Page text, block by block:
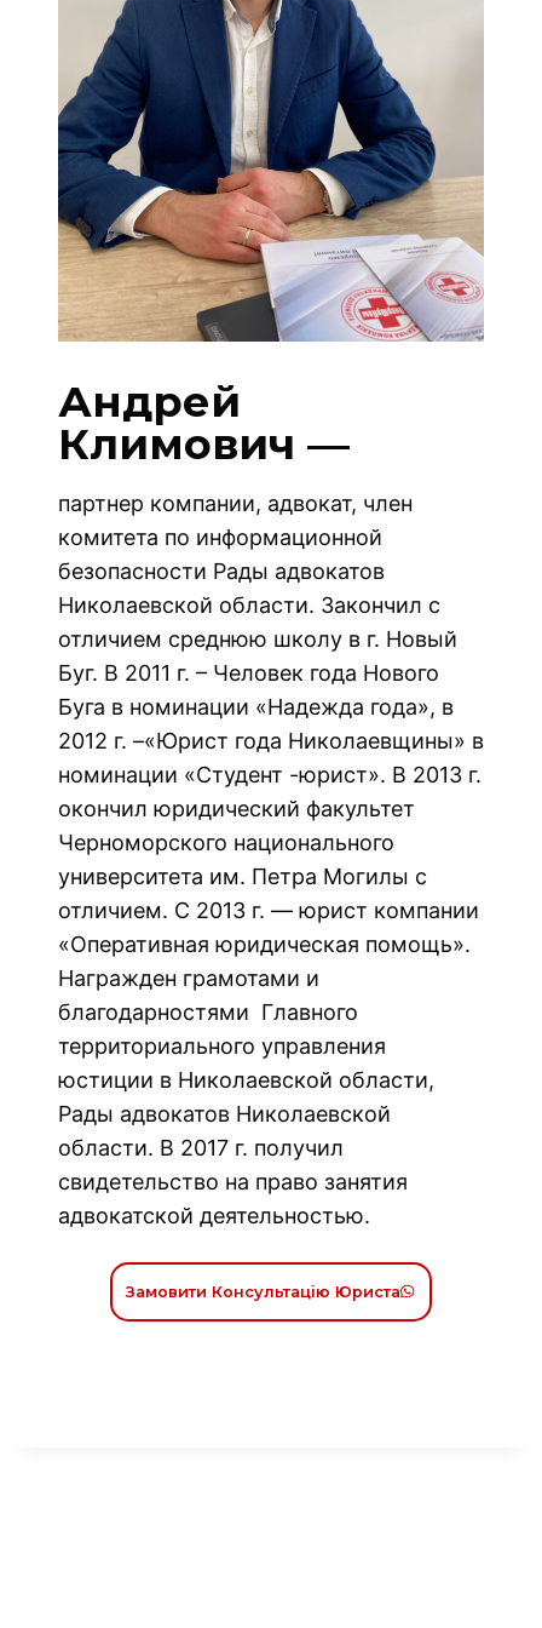
Андрей
Климович —
партнер компании, адвокат, член
комитета по информационной
безопасности Рады адвокатов
Николаевской области. Закончил с
отличием среднюю школу в г. Новый
Буг. В 2011 г. – Человек года Нового
Буга в номинации «Надежда года», в
2012 г. –«Юрист года Николаевщины» в
номинации «Студент -юрист». В 2013 г.
окончил юридический факультет
Черноморского национального
университета им. Петра Могилы с
отличием. С 2013 г. — юрист компании
«Оперативная юридическая помощь».
Награжден грамотами и
благодарностями Главного
территориального управления
юстиции в Николаевской области,
Рады адвокатов Николаевской
области. В 2017 г. получил
свидетельство на право занятия
адвокатской деятельностью.
Замовити Консультацію Юриста